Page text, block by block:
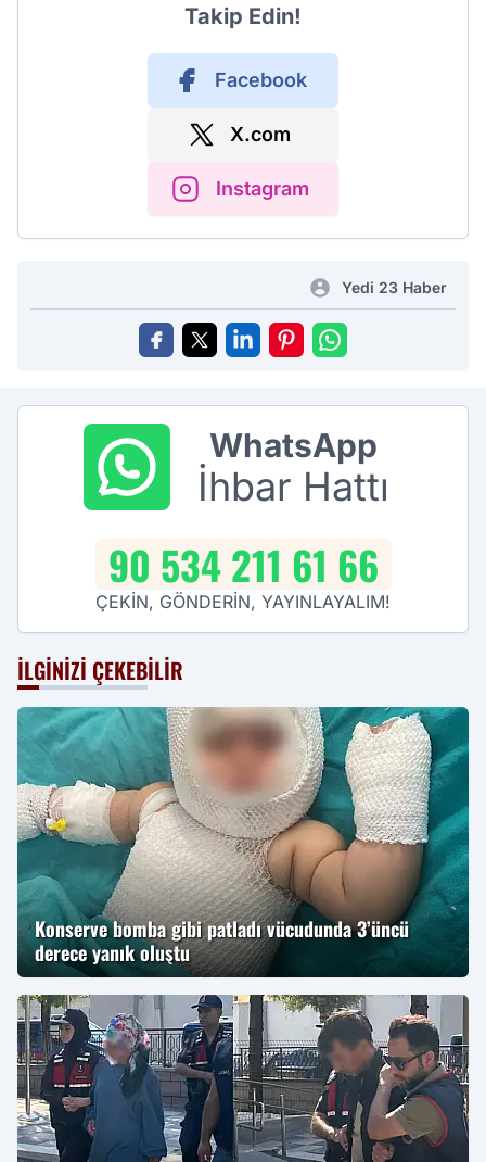
Takip Edin!
Facebook
X.com
Instagram
Yedi 23 Haber
WhatsApp
İhbar Hattı
90 534 211 61 66
ÇEKİN, GÖNDERİN, YAYINLAYALIM!
İLGINIZI ÇEKEBILIR
Konserve bomba gibi patladı vücudunda 3’üncü
derece yanık oluştu